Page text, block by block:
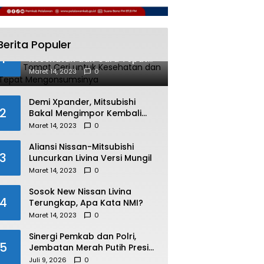
Populer
1
Manfaat Tomat Ceri untuk
Kesehatan dan Cara Tepat
Mengonsumsinya
Maret 14, 2023 0
2
Demi Xpander, Mitsubishi
Bakal Mengimpor Kembali
Pajero Sport
Maret 14, 2023 0
3
Aliansi Nissan-Mitsubishi
Luncurkan Livina Versi Mungil
Maret 14, 2023 0
Sosok New Nissan Livina
Terungkap, Apa Kata NMI?
Maret 14, 2023 0
Sinergi Pemkab dan Polri,
Jembatan Merah Putih Presisi
Resmi Dibuka untuk
Juli 9, 2026 0